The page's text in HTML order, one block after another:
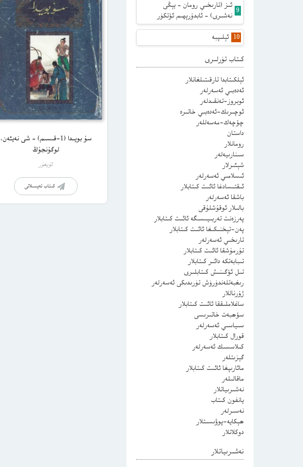
سۇ بويىدا (1-قىسىم) – شى نەيئەن،
لوگۇنجۇڭ
ئۇيغۇر
كىتاب تەپسىلاتى
ئىز (تارىخىي رومان – يېڭى
نەشىرى) – ئابدۇرېھىم ئۆتكۈر
ئېلىپبە
كىتاب تۈرلىرى
ئېلكىتابدا تارقىتىلغانلار
ئەدەبىي ئەسەرلەر
ئوبروز-تەنقىدلەر
ئوچىرىك-ئەدەبىي خاتىرە
چۆچەك-مەسەللەر
داستان
رومانلار
سىنارىيەلەر
شېئىرلار
ئىسلامىي ئەسەرلەر
ئىقتىسادغا ئائىت كىتابلار
باشقا ئەسەرلەر
بالىلار ئوقۇشلۇقى
پەرزەنت تەربىيىسىگە ئائىت كىتابلار
پەن-تېخنىكىغا ئائىت كىتابلار
تارىخىي ئەسەرلەر
تۇرمۇشقا ئائىت كىتابلار
تىبابەتكە دائىر كىتابلار
تىل ئۆگىنىش كىتابلىرى
رىغبەتلەندۈرۈش تۈرىدىكى ئەسەرلەر
ژۇرناللار
ساغلاملىققا ئائىت كىتابلار
سۆھبەت خاتىرىسى
سىياسىي ئەسەرلەر
قورال كىتابلار
كىلاسسىك ئەسەرلەر
گېزىتلەر
مائارىپغا ئائىت كىتابلار
ماقالىلەر
نەشىرىياتلار
يانفون كىتاب
نەسىرلەر
ھېكايە-پوۋىسىتلار
دوكلاتلار
نەشىرىياتلار